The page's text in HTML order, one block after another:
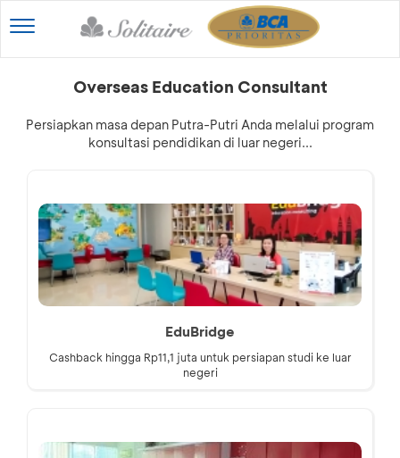
Overseas Education Consultant
Persiapkan masa depan Putra-Putri Anda melalui program
konsultasi pendidikan di luar negeri...
EduBridge
Cashback hingga Rp11,1 juta untuk persiapan studi ke luar
negeri